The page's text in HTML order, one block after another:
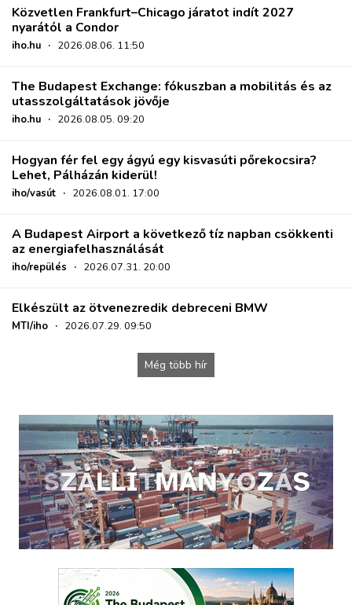
Közvetlen Frankfurt–Chicago járatot indít 2027
nyarától a Condor
iho.hu · 2026.08.06. 11:50
The Budapest Exchange: fókuszban a mobilitás és az
utasszolgáltatások jövője
iho.hu · 2026.08.05. 09:20
Hogyan fér fel egy ágyú egy kisvasúti pőrekocsira?
Lehet, Pálházán kiderül!
iho/vasút · 2026.08.01. 17:00
A Budapest Airport a következő tíz napban csökkenti
az energiafelhasználását
iho/repülés · 2026.07.31. 20:00
Elkészült az ötvenezredik debreceni BMW
MTI/iho · 2026.07.29. 09:50
Még több hír